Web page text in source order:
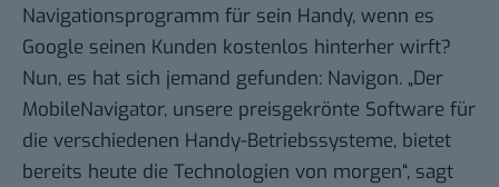
Navigationsprogramm für sein Handy, wenn es
Google seinen Kunden kostenlos hinterher wirft?
Nun, es hat sich jemand gefunden: Navigon. „Der
MobileNavigator, unsere preisgekrönte Software für
die verschiedenen Handy-Betriebssysteme, bietet
bereits heute die Technologien von morgen“, sagt